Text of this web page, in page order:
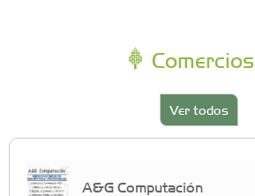
Comercios
Ver todos
A&G Computación